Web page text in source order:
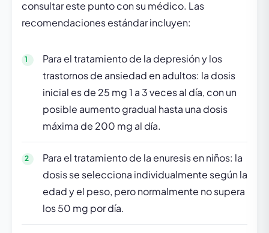
consultar este punto con su médico. Las
recomendaciones estándar incluyen:
Para el tratamiento de la depresión y los
trastornos de ansiedad en adultos: la dosis
inicial es de 25 mg 1 a 3 veces al día, con un
posible aumento gradual hasta una dosis
máxima de 200 mg al día.
Para el tratamiento de la enuresis en niños: la
dosis se selecciona individualmente según la
edad y el peso, pero normalmente no supera
los 50 mg por día.